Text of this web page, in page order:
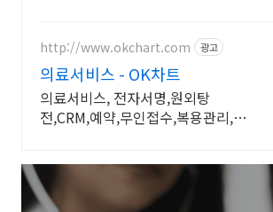
http://www.okchart.com 광고
의료서비스 - OK차트
의료서비스, 전자서명,원외탕
전,CRM,예약,무인접수,복용관리,펜